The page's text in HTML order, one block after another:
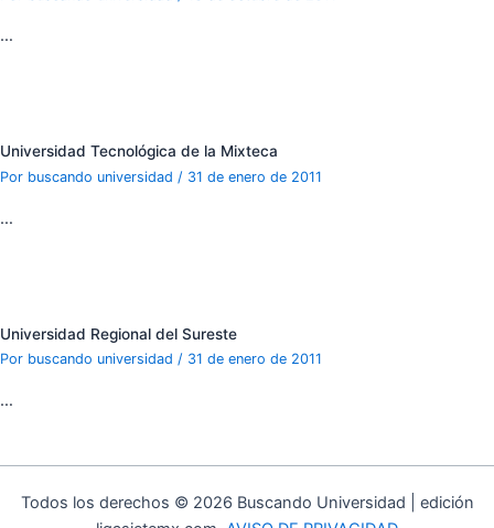
…
Universidad Tecnológica de la Mixteca
Por buscando universidad / 31 de enero de 2011
…
Universidad Regional del Sureste
Por buscando universidad / 31 de enero de 2011
…
Todos los derechos © 2026 Buscando Universidad | edición